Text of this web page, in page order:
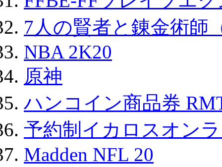
7人の賢者と錬金術師
NBA 2K20
原神
ハンコイン商品券
予約制イカロスオン
Madden NFL 20